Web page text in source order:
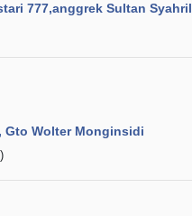
777,anggrek Sultan Syahril
Gto Wolter Monginsidi